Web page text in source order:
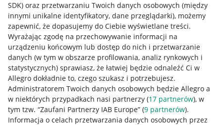
SDK) oraz przetwarzaniu Twoich danych osobowych (między
innymi unikalne identyfikatory, dane przeglądarki), możemy
zapewnić, że dopasujemy do Ciebie wyświetlane treści.
Wyrażając zgodę na przechowywanie informacji na
urządzeniu końcowym lub dostęp do nich i przetwarzanie
danych (w tym w obszarze profilowania, analiz rynkowych i
statystycznych) sprawiasz, że łatwiej będzie odnaleźć Ci w
Allegro dokładnie to, czego szukasz i potrzebujesz.
Administratorem Twoich danych osobowych będzie Allegro a
w niektórych przypadkach nasi partnerzy (17 partnerów), w
tym tzw. “Zaufani Partnerzy IAB Europe” (9 partnerów).
Informacja o celach przetwarzania danych osobowych przez
Przydatne informacje